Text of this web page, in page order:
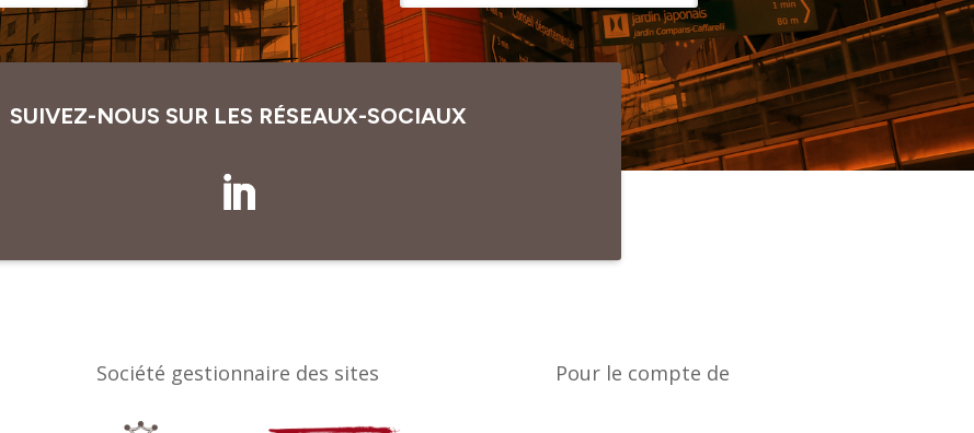
SUIVEZ-NOUS SUR LES RÉSEAUX-SOCIAUX
Société gestionnaire des sites Pour le compte de